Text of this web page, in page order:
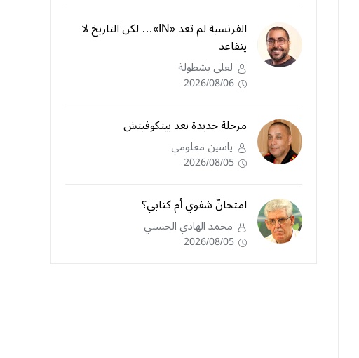
الفرنسية لم تعد «IN»… لكن التاريخ لا
يتقاعد
لعلى بشطولة
2026/08/06
مرحلة جديدة بعد بيتكوفيتش
ياسين معلومي
2026/08/05
امتحانٌ شفوي أم كتابي؟
محمد الهادي الحسني
2026/08/05